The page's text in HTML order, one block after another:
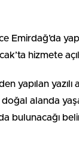
Emirdağ’da
hizmete
yapılan yazılı
alanda
bulunacağı